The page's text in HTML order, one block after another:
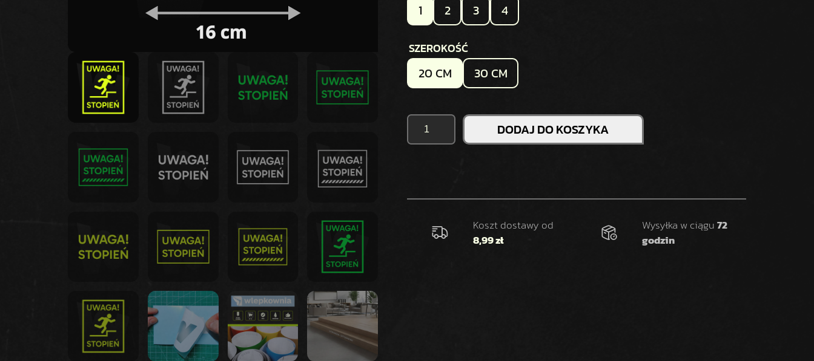
1 2 3 4
SZEROKOŚĆ
20 CM 30 CM
I
O
DODAJ DO KOSZYKA
Koszt dostawy od
8,99 zł
Wysyłka w ciągu72
godzin